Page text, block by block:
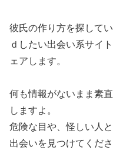
彼氏の作り方を探して
ｄしたい出会い系サイ
ェアします。
何も情報がないまま素
しますよ。
危険な目や、怪しい人
出会いを見つけてくださ